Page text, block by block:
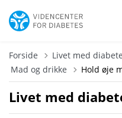
Forside Livet med
Tilbage til
Mad og drikke Hold øje
Livet med